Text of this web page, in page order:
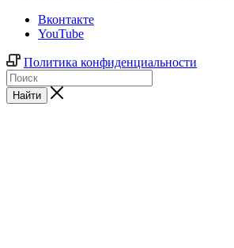
Вконтакте
YouTube
Политика конфиденциальности
Найти